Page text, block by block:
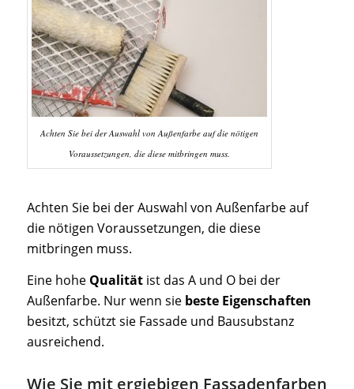
Achten Sie bei der Auswahl von Außenfarbe auf die nötigen
Voraussetzungen, die diese mitbringen muss.
Achten Sie bei der Auswahl von Außenfarbe auf
die nötigen Voraussetzungen, die diese
mitbringen muss.
Eine hohe Qualitätist das A und O bei der
Außenfarbe. Nur wenn sie beste Eigenschaften
besitzt, schützt sie Fassade und Bausubstanz
ausreichend.
Wie Sie mit ergiebigen Fassadenfarben